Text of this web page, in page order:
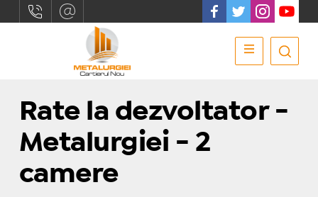
Rate la dezvoltator -
Metalurgiei - 2
camere